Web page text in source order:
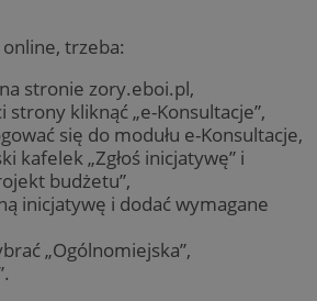
trzeba:
stronie zory.eboi.pl,
strony kliknąć „e-Konsultacje”,
się do modułu e-Konsultacje,
kafelek „Zgłoś inicjatywę” i
budżetu”,
inicjatywę i dodać wymagane
„Ogólnomiejska”,